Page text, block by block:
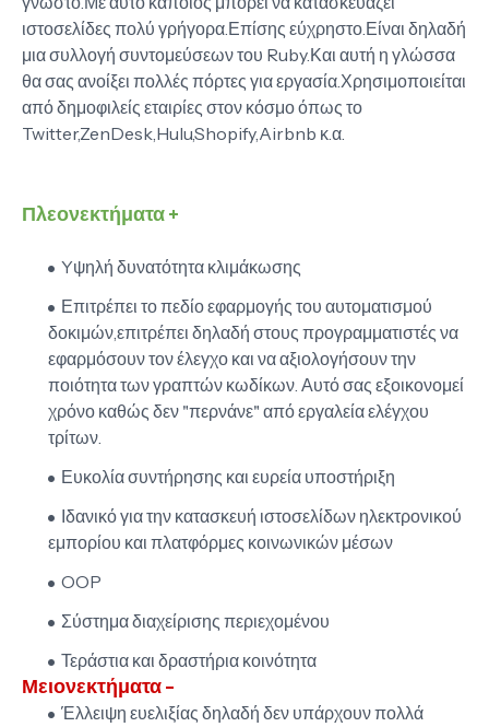
ιστοσελίδες πολύ γρήγορα.Επίσης εύχρηστο.Είναι δηλαδή
μια συλλογή συντομεύσεων του Ruby.Και αυτή η γλώσσα
θα σας ανοίξει πολλές πόρτες για εργασία.Χρησιμοποιείται
από δημοφιλείς εταιρίες στον κόσμο όπως το
Twitter,ZenDesk,Hulu,Shopify,Airbnb κ.α.
Πλεονεκτήματα +
Yψηλή δυνατότητα κλιμάκωσης
Επιτρέπει το πεδίο εφαρμογής του αυτοματισμού
δοκιμών,επιτρέπει δηλαδή στους προγραμματιστές να
εφαρμόσουν τον έλεγχο και να αξιολογήσουν την
ποιότητα των γραπτών κωδίκων. Αυτό σας εξοικονομεί
χρόνο καθώς δεν "περνάνε" από εργαλεία ελέγχου
τρίτων.
Ευκολία συντήρησης και ευρεία υποστήριξη
Ιδανικό για την κατασκευή ιστοσελίδων ηλεκτρονικού
εμπορίου και πλατφόρμες κοινωνικών μέσων
OOP
Σύστημα διαχείρισης περιεχομένου
Τεράστια και δραστήρια κοινότητα
Μειονεκτήματα -
Έλλειψη ευελιξίας δηλαδή δεν υπάρχουν πολλά